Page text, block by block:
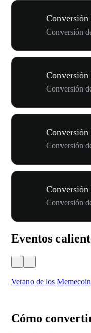
Conversión
Conversión
Conversión
Conversión
Eventos
Verano de los
Cómo